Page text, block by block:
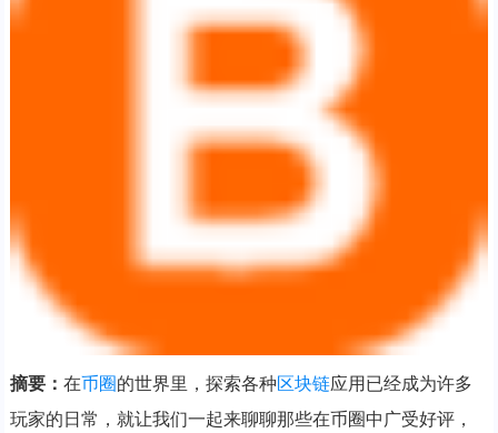
摘要： 在币圈的世界里，探索各种区块链应用已经成为许多
玩家的日常，就让我们一起来聊聊那些在币圈中广受好评，